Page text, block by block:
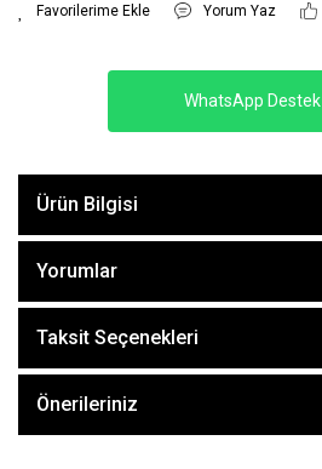
Yorum Yaz
WhatsApp Destek
Ürün Bilgisi
Yorumlar
Taksit Seçenekleri
Önerileriniz